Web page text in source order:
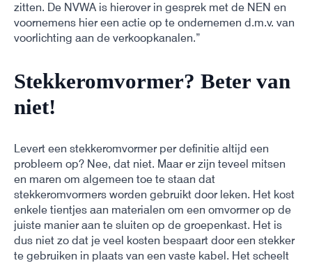
zitten. De NVWA is hierover in gesprek met de NEN en
voornemens hier een actie op te ondernemen d.m.v. van
voorlichting aan de verkoopkanalen.”
Stekkeromvormer? Beter van
niet!
Levert een stekkeromvormer per definitie altijd een
probleem op? Nee, dat niet. Maar er zijn teveel mitsen
en maren om algemeen toe te staan dat
stekkeromvormers worden gebruikt door leken. Het kost
enkele tientjes aan materialen om een omvormer op de
juiste manier aan te sluiten op de groepenkast. Het is
dus niet zo dat je veel kosten bespaart door een stekker
te gebruiken in plaats van een vaste kabel. Het scheelt